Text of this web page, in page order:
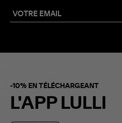
-10% EN TÉLÉCHARGEANT
L'APP LULLI